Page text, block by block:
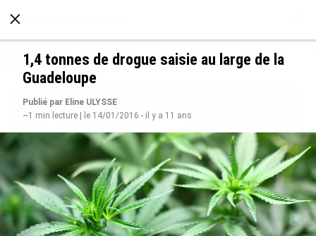
À LA UNE POLITIQUE ECONOMIE SOCIÉTÉ
1,4 tonnes de drogue saisie au large de la
Guadeloupe
Publié par Eline ULYSSE
~1 min lecture | le 14/01/2016 - il y a 11 ans